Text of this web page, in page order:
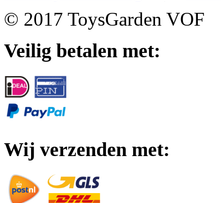
© 2017 ToysGarden VOF
Veilig betalen met:
Wij verzenden met: